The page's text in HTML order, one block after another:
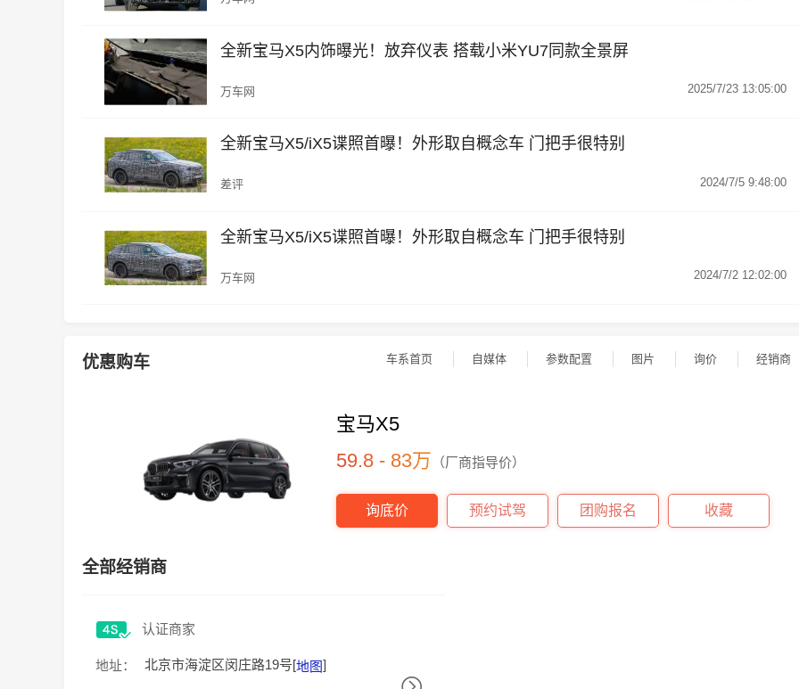
全新宝马X5内饰曝光！放弃仪表 搭载小米YU7同款全景屏
万车网 2025/7/23 13:05:00
全新宝马X5/iX5谍照首曝！外形取自概念车 门把手很特别
差评 2024/7/5 9:48:00
全新宝马X5/iX5谍照首曝！外形取自概念车 门把手很特别
万车网 2024/7/2 12:02:00
优惠购车 车系首页 自媒体 参数配置 图片 询价 经销商
宝马X5
59.8 - 83万 （厂商指导价）
询底价 预约试驾 团购报名 收藏
全部经销商
认证商家
地址： 北京市海淀区闵庄路19号[地图]